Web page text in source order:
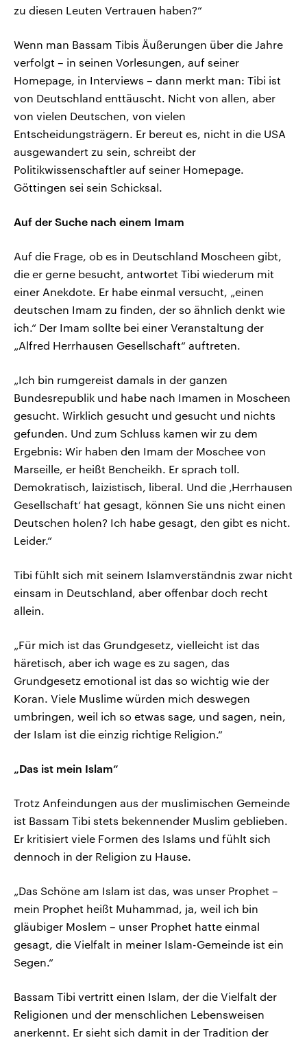
zu diesen Leuten Vertrauen haben?“
Wenn man Bassam Tibis Äußerungen über die Jahre
verfolgt – in seinen Vorlesungen, auf seiner
Homepage, in Interviews – dann merkt man: Tibi ist
von Deutschland enttäuscht. Nicht von allen, aber
von vielen Deutschen, von vielen
Entscheidungsträgern. Er bereut es, nicht in die USA
ausgewandert zu sein, schreibt der
Politikwissenschaftler auf seiner Homepage.
Göttingen sei sein Schicksal.
Auf der Suche nach einem Imam
Auf die Frage, ob es in Deutschland Moscheen gibt,
die er gerne besucht, antwortet Tibi wiederum mit
einer Anekdote. Er habe einmal versucht, „einen
deutschen Imam zu finden, der so ähnlich denkt wie
ich.“ Der Imam sollte bei einer Veranstaltung der
„Alfred Herrhausen Gesellschaft“ auftreten.
„Ich bin rumgereist damals in der ganzen
Bundesrepublik und habe nach Imamen in Moscheen
gesucht. Wirklich gesucht und gesucht und nichts
gefunden. Und zum Schluss kamen wir zu dem
Ergebnis: Wir haben den Imam der Moschee von
Marseille, er heißt Bencheikh. Er sprach toll.
Demokratisch, laizistisch, liberal. Und die ‚Herrhausen
Gesellschaft‘ hat gesagt, können Sie uns nicht einen
Deutschen holen? Ich habe gesagt, den gibt es nicht.
Leider.“
Tibi fühlt sich mit seinem Islamverständnis zwar nicht
einsam in Deutschland, aber offenbar doch recht
allein.
„Für mich ist das Grundgesetz, vielleicht ist das
häretisch, aber ich wage es zu sagen, das
Grundgesetz emotional ist das so wichtig wie der
Koran. Viele Muslime würden mich deswegen
umbringen, weil ich so etwas sage, und sagen, nein,
der Islam ist die einzig richtige Religion.“
„Das ist mein Islam“
Trotz Anfeindungen aus der muslimischen Gemeinde
ist Bassam Tibi stets bekennender Muslim geblieben.
Er kritisiert viele Formen des Islams und fühlt sich
dennoch in der Religion zu Hause.
„Das Schöne am Islam ist das, was unser Prophet –
mein Prophet heißt Muhammad, ja, weil ich bin
gläubiger Moslem – unser Prophet hatte einmal
gesagt, die Vielfalt in meiner Islam-Gemeinde ist ein
Segen.“
Bassam Tibi vertritt einen Islam, der die Vielfalt der
Religionen und der menschlichen Lebensweisen
anerkennt. Er sieht sich damit in der Tradition der